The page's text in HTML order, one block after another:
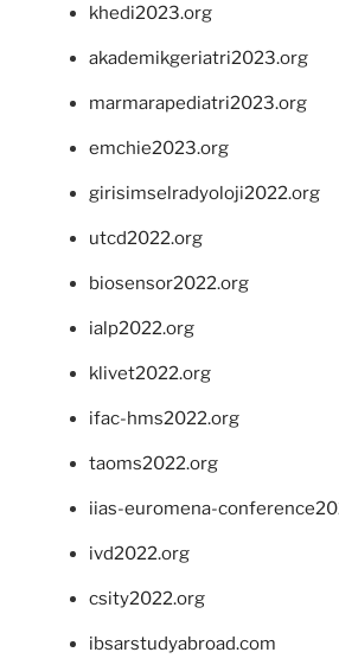
khedi2023.org
akademikgeriatri2023.org
marmarapediatri2023.org
emchie2023.org
girisimselradyoloji2022.org
utcd2022.org
biosensor2022.org
ialp2022.org
klivet2022.org
ifac-hms2022.org
taoms2022.org
iias-euromena-
ivd2022.org
csity2022.org
ibsarstudyabroad.com